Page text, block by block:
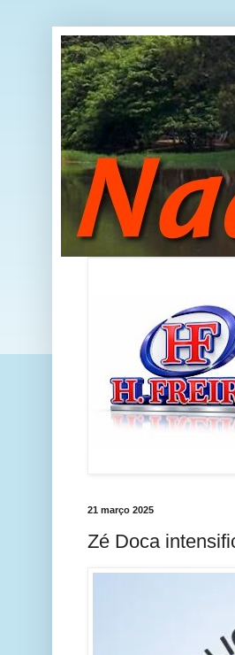
21 março 2025
Zé Doca